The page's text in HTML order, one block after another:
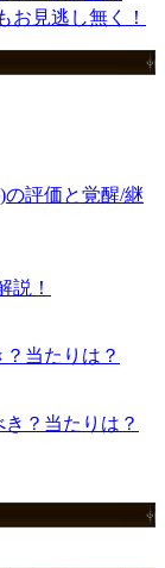
お見逃し無く！
の評価と覚醒/継
説！
当たりは？
？当たりは？